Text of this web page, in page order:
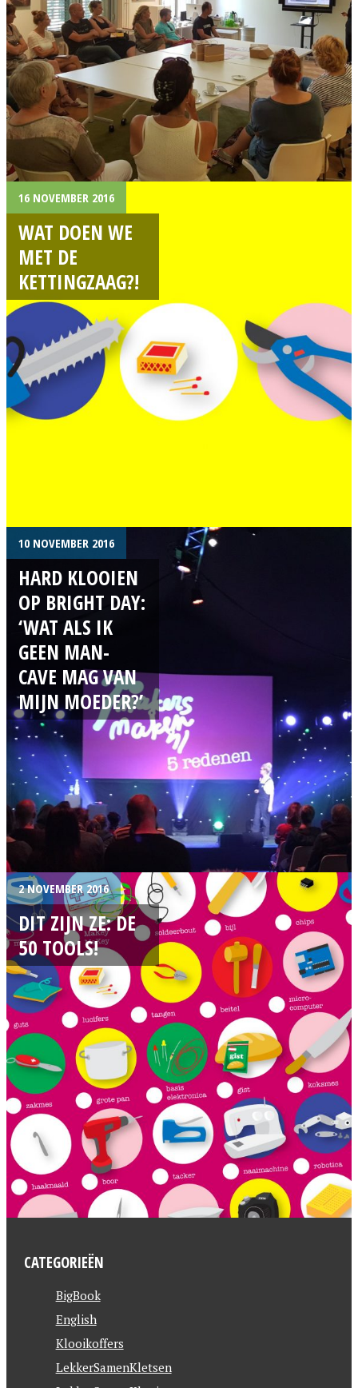
16 NOVEMBER 2016
WAT DOEN WE
MET DE
KETTINGZAAG?!
10 NOVEMBER 2016
HARD KLOOIEN
OP BRIGHT DAY:
‘WAT ALS IK
GEEN MAN-
CAVE MAG VAN
MIJN MOEDER?’
2 NOVEMBER 2016
DIT ZIJN ZE: DE
50 TOOLS!
CATEGORIEËN
BigBook
English
Klooikoffers
LekkerSamenKletsen